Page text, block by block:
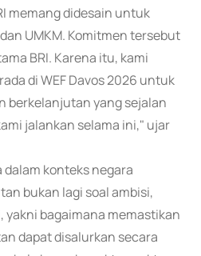
memang didesain untuk
UMKM. Komitmen tersebut
BRI. Karena itu, kami
di WEF Davos 2026 untuk
berkelanjutan yang sejalan
jalankan selama ini," ujar
konteks negara
bukan lagi soal ambisi,
yakni bagaimana memastikan
dapat disalurkan secara